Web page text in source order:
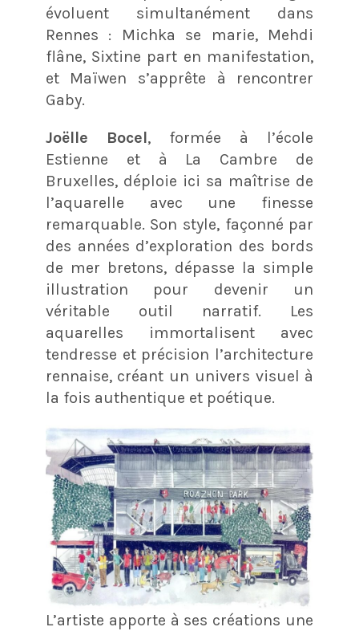
évoluent simultanément dans
Rennes : Michka se marie, Mehdi
flâne, Sixtine part en manifestation,
et Maïwen s’apprête à rencontrer
Gaby.
Joëlle Bocel, formée à l’école
Estienne et à La Cambre de
Bruxelles, déploie ici sa maîtrise de
l’aquarelle avec une finesse
remarquable. Son style, façonné par
des années d’exploration des bords
de mer bretons, dépasse la simple
illustration pour devenir un
véritable outil narratif. Les
aquarelles immortalisent avec
tendresse et précision l’architecture
rennaise, créant un univers visuel à
la fois authentique et poétique.
L’artiste apporte à ses créations une